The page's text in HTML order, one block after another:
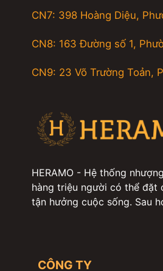
CN7: 398 Hoàng Diệu,
CN8: 163 Đường số 1,
CN9: 23 Võ Trường Toản,
HERAMO - Hệ thống
hàng triệu người có thể đặt
tận hưởng cuộc sống. Sau
sinh chăm sóc giày, vệ
dịch vụ giặt ủi, vệ sinh chỉ
choàng cổ, cà vạt, găng
CÔNG TY